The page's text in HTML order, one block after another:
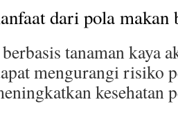
dari pola makan
tanaman kaya
mengurangi risiko
kesehatan